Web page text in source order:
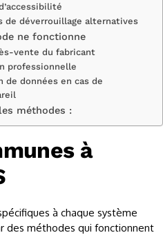
de déverrouillage alternatives
ne fonctionne
vente du fabricant
professionnelle
de données en cas de
méthodes :
à
à chaque système
des méthodes qui fonctionnent